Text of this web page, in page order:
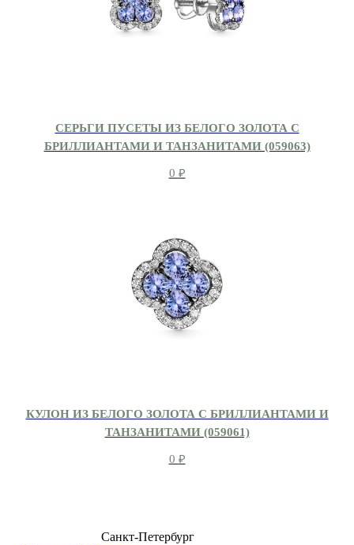
СЕРЬГИ ПУСЕТЫ ИЗ БЕЛОГО ЗОЛОТА С
БРИЛЛИАНТАМИ И ТАНЗАНИТАМИ (059063)
0 ₽
КУЛОН ИЗ БЕЛОГО ЗОЛОТА С БРИЛЛИАНТАМИ И
ТАНЗАНИТАМИ (059061)
0 ₽
Санкт-Петербург